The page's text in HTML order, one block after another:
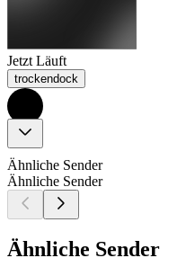
Jetzt Läuft
trockendock
Ähnliche Sender
Ähnliche Sender
Ähnliche Sender